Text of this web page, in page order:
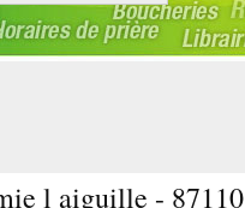
l aiguille - 87110